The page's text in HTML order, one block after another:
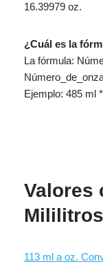
16.39979 oz.
¿Cuál es la
La fórmula:
Ejemplo: 485 ml
Valores
113 ml a oz.